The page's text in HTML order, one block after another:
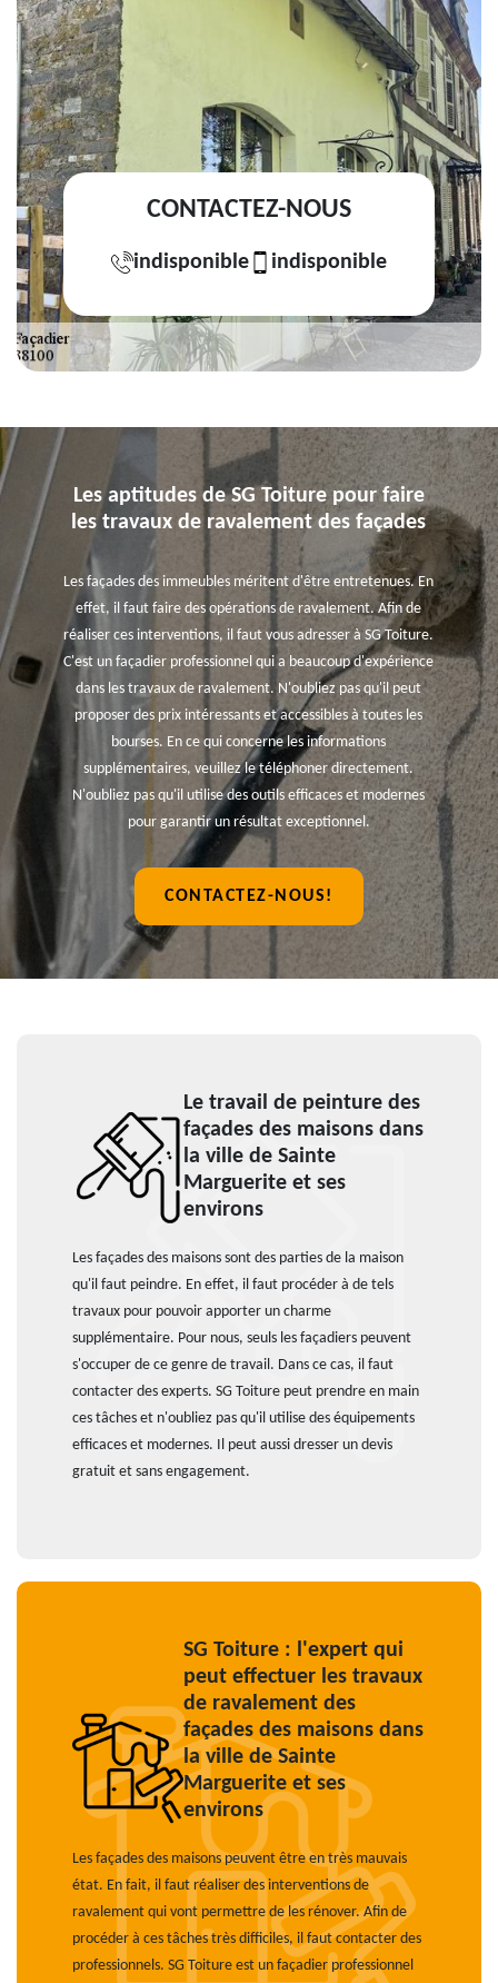
CONTACTEZ-NOUS
indisponible indisponible
Les aptitudes de SG Toiture pour faire
les travaux de ravalement des façades
Les façades des immeubles méritent d'être entretenues. En
effet, il faut faire des opérations de ravalement. Afin de
réaliser ces interventions, il faut vous adresser à SG Toiture.
C'est un façadier professionnel qui a beaucoup d'expérience
dans les travaux de ravalement. N'oubliez pas qu'il peut
proposer des prix intéressants et accessibles à toutes les
bourses. En ce qui concerne les informations
supplémentaires, veuillez le téléphoner directement.
N'oubliez pas qu'il utilise des outils efficaces et modernes
pour garantir un résultat exceptionnel.
CONTACTEZ-NOUS!
Le travail de peinture des
façades des maisons dans
la ville de Sainte
Marguerite et ses
environs
Les façades des maisons sont des parties de la maison
qu'il faut peindre. En effet, il faut procéder à de tels
travaux pour pouvoir apporter un charme
supplémentaire. Pour nous, seuls les façadiers peuvent
s'occuper de ce genre de travail. Dans ce cas, il faut
contacter des experts. SG Toiture peut prendre en main
ces tâches et n'oubliez pas qu'il utilise des équipements
efficaces et modernes. Il peut aussi dresser un devis
gratuit et sans engagement.
SG Toiture : l'expert qui
peut effectuer les travaux
de ravalement des
façades des maisons dans
la ville de Sainte
Marguerite et ses
environs
Les façades des maisons peuvent être en très mauvais
état. En fait, il faut réaliser des interventions de
ravalement qui vont permettre de les rénover. Afin de
procéder à ces tâches très difficiles, il faut contacter des
professionnels. SG Toiture est un façadier professionnel